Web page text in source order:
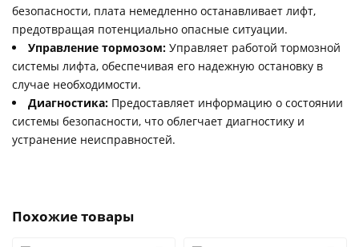
безопасности, плата немедленно останавливает лифт,
предотвращая потенциально опасные ситуации.
Управление тормозом: Управляет работой тормозной
системы лифта, обеспечивая его надежную остановку в
случае необходимости.
Диагностика: Предоставляет информацию о состоянии
системы безопасности, что облегчает диагностику и
устранение неисправностей.
Похожие товары